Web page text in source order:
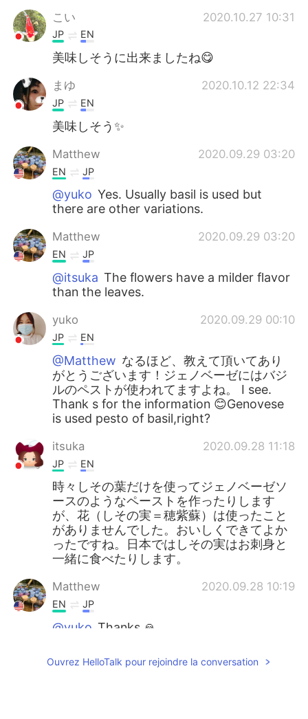
こい
2020.10.27 10:31
JP EN
美味しそうに出来ましたね😋
まゆ 2020.10.12 22:34
JP EN
美味しそう✨
Matthew 2020.09.29 03:20
EN JP
@yuko Yes. Usually basil is used but
there are other variations.
Matthew 2020.09.29 03:20
EN JP
@itsuka The flowers have a milder flavor
than the leaves.
yuko 2020.09.29 00:10
JP EN
@Matthew なるほど、教えて頂いてあり
がとうございます！ジェノベーゼにはバジ
ルのペストが使われてますよね。 I see.
Thank s for the information 😊Genovese
is used pesto of basil,right?
itsuka 2020.09.28 11:18
JP EN
時々しその葉だけを使ってジェノベーゼソ
ースのようなペーストを作ったりします
が、花（しその実＝穂紫蘇）は使ったこと
がありませんでした。おいしくできてよか
ったですね。日本ではしその実はお刺身と
一緒に食べたりします。
Matthew 2020.09.28 10:19
EN JP
@yuko Thanks 🙏
Matthew 2020.09.28 10:19
Ouvrez HelloTalk pour rejoindre la conversation